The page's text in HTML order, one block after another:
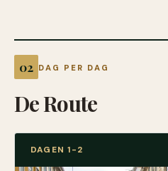
DAG PER DAG
De Route
DAGEN 1-2